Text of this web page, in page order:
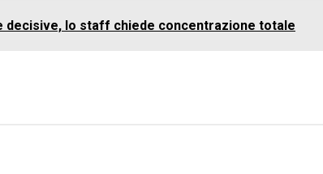
decisive, lo staff chiede concentrazione totale